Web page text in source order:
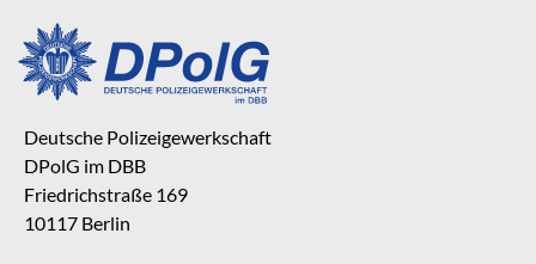
Deutsche Polizeigewerkschaft
DPolG im DBB
Friedrichstraße 169
10117 Berlin